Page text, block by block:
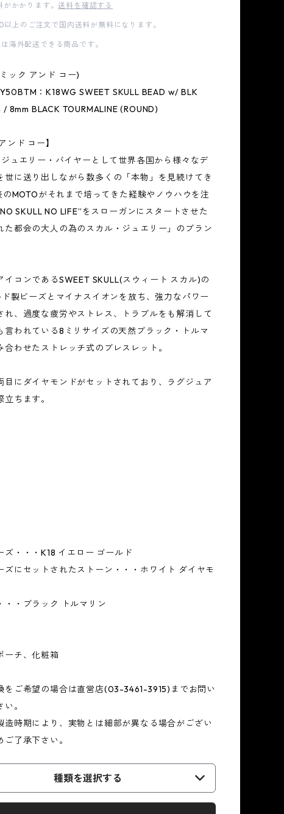
がかかります。送料を確認する
上のご注文で国内送料が無料になります。
海外配送できる商品です。
ック アンド コー)
：K18WG SWEET SKULL BEAD w/ BLK
/ 8mm BLACK TOURMALINE (ROUND)
ンド コー】
ュエリー・バイヤーとして世界各国から様々なデ
世に送り出しながら数多くの「本物」を見続けてき
のMOTOがそれまで培ってきた経験やノウハウを注
SKULL NO LIFE”をスローガンにスタートさせた
た都会の大人の為のスカル・ジュエリー」のブラン
イコンであるSWEET SKULL(スウィート スカル)の
製ビーズとマイナスイオンを放ち、強力なパワー
れ、過度な疲労やストレス、トラブルをも解消して
言われている8ミリサイズの天然ブラック・トルマ
合わせたストレッチ式のブレスレット。
目にダイヤモンドがセットされており、ラグジュア
立ちます。
ズ・・・K18 イエロー ゴールド
ズにセットされたストーン・・・ホワイト ダイヤモ
・・ブラック トルマリン
ーチ、化粧箱
をご希望の場合は直営店(03-3461-3915)までお問い
。
時期により、実物とは細部が異なる場合がござい
ご了承下さい。
種類を選択する